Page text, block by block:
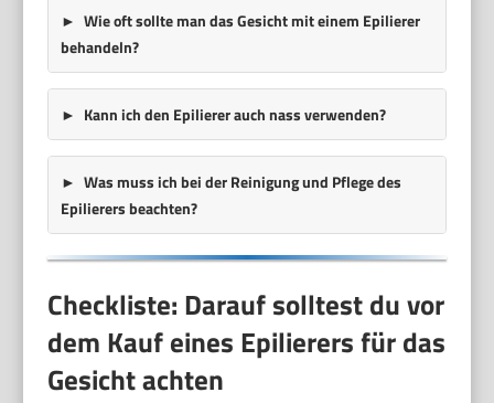
Wie oft sollte man das Gesicht mit einem Epilierer
behandeln?
Kann ich den Epilierer auch nass verwenden?
Was muss ich bei der Reinigung und Pflege des
Epilierers beachten?
Checkliste: Darauf solltest du vor
dem Kauf eines Epilierers für das
Gesicht achten